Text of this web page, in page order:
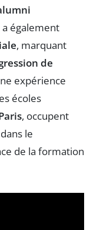
a également
, marquant
de
expérience
écoles
, occupent
le
de la formation